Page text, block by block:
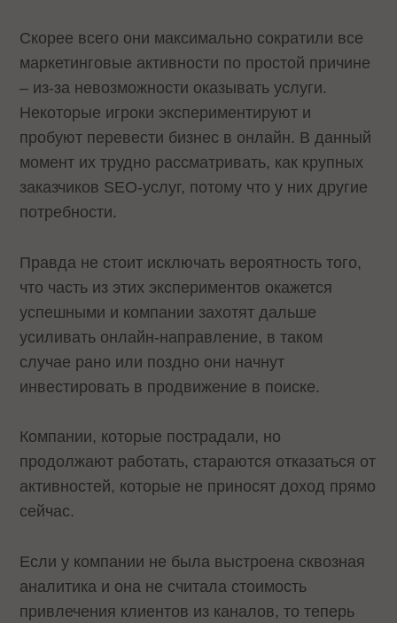
Скорее всего они максимально сократили все
маркетинговые активности по простой причине
– из-за невозможности оказывать услуги.
Некоторые игроки экспериментируют и
пробуют перевести бизнес в онлайн. В данный
момент их трудно рассматривать, как крупных
заказчиков SEO-услуг, потому что у них другие
потребности.
Правда не стоит исключать вероятность того,
что часть из этих экспериментов окажется
успешными и компании захотят дальше
усиливать онлайн-направление, в таком
случае рано или поздно они начнут
инвестировать в продвижение в поиске.
Компании, которые пострадали, но
продолжают работать, стараются отказаться от
активностей, которые не приносят доход прямо
сейчас.
Если у компании не была выстроена сквозная
аналитика и она не считала стоимость
привлечения клиентов из каналов, то теперь